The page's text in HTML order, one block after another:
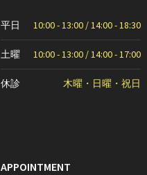
平日 10:00 - 13:00 / 14:00 - 18:30
土曜 10:00 - 13:00 / 14:00 - 17:00
休診 木曜・日曜・祝日
APPOINTMENT